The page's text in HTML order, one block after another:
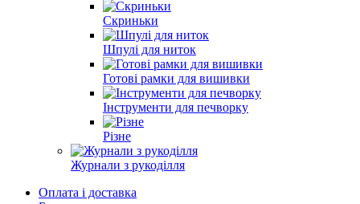
Скриньки
Шпулі для ниток
Готові рамки для вишивки
Інструменти для печворку
Різне
Журнали з рукоділля
Оплата і доставка